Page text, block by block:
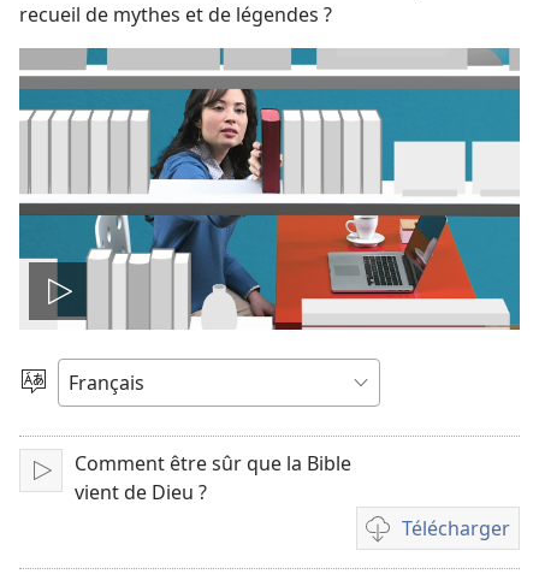
recueil de mythes et de légendes ?
Lire
la
vidéo
Choisir
langue
Lire
Comment être sûr que la Bible
vient de Dieu ?
Télécharger
Options
de